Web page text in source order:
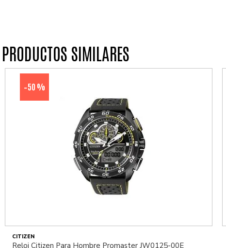
PRODUCTOS SIMILARES
-50 %
CITIZEN
Reloj Citizen Para Hombre Promaster JW0125-00E